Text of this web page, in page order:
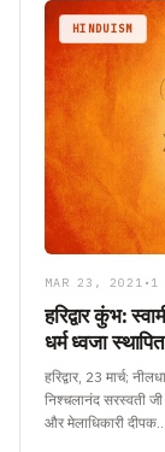
HINDUISM
MAR 23, 2021 • 1
हरिद्वार कुंभ:
धर्म ध्वजा स्थापित
हरिद्वार, 23 मार्च;
निश्चलानंद सरस्वती
और मेलाधिकारी दीपक…